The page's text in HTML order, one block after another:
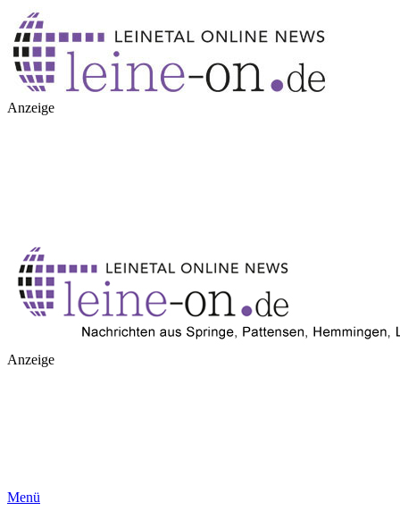
Anzeige
Anzeige
Menü